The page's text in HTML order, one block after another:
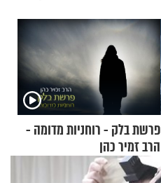
פרשת בלק - רוחניות מדומה -
הרב זמיר כהן